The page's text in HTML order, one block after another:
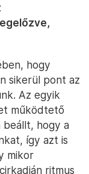
hogy
sikerül pont az
Az egyik
működtető
beállt, hogy a
így azt is
mikor
ritmus